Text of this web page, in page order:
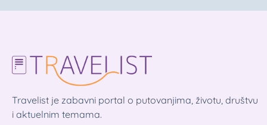
Travelist je zabavni portal o putovanjima, životu, društvu
i aktuelnim temama.